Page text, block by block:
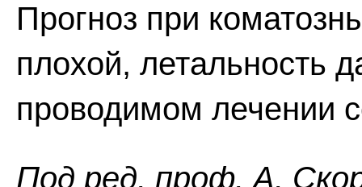
Прогноз при
плохой, летальность
проводимом лечении
Пoд peд. проф. А.